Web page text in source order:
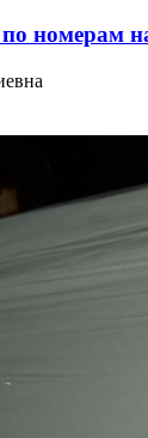
номерам